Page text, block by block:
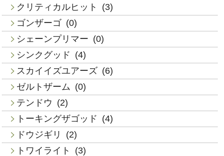
クリティカルヒット
(3)
ゴンザーゴ (0)
シェーンプリマー (0)
シンクグッド (4)
スカイイズユアーズ (6)
ゼルトザーム (0)
テンドウ (2)
トーキングザゴッド (4)
ドウジギリ
(2)
トワイライト
(3)